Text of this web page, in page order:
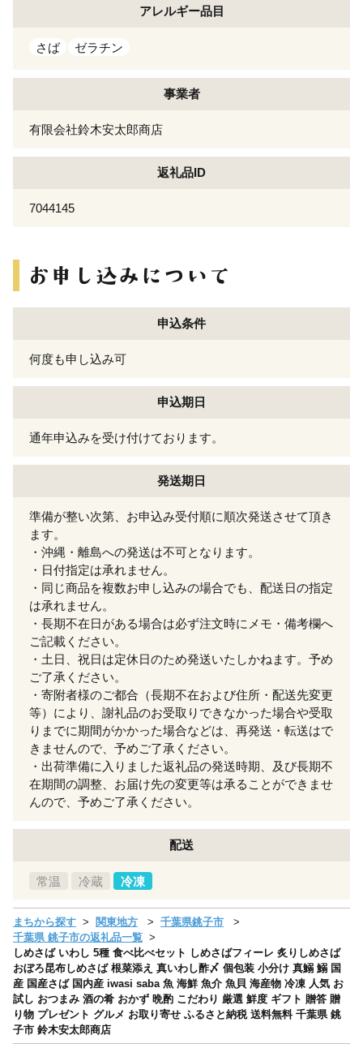
アレルギー品目
さば ゼラチン
事業者
有限会社鈴木安太郎商店
返礼品ID
7044145
申込条件
何度も申し込み可
申込期日
通年申込みを受け付けております。
発送期日
準備が整い次第、お申込み受付順に順次発送させて頂き
ます。
・沖縄・離島への発送は不可となります。
・日付指定は承れません。
・同じ商品を複数お申し込みの場合でも、配送日の指定
は承れません。
・長期不在日がある場合は必ず注文時にメモ・備考欄へ
ご記載ください。
・土日、祝日は定休日のため発送いたしかねます。予め
ご了承ください。
・寄附者様のご都合（長期不在および住所・配送先変更
等）により、謝礼品のお受取りできなかった場合や受取
りまでに期間がかかった場合などは、再発送・転送はで
きませんので、予めご了承ください。
・出荷準備に入りました返礼品の発送時期、及び長期不
在期間の調整、お届け先の変更等は承ることができませ
んので、予めご了承ください。
配送
常温 冷蔵 冷凍
まちから探す 関東地方
千葉県銚子市
千葉県 銚子市の返礼品一覧
しめさば いわし 5種 食べ比べセット しめさばフィーレ 炙りしめさば
おぼろ昆布しめさば 根菜添え 真いわし酢〆 個包装 小分け 真鰯 鰯 国
産 国産さば 国内産 iwasi saba 魚 海鮮 魚介 魚貝 海産物 冷凍 人気 お
試し おつまみ 酒の肴 おかず 晩酌 こだわり 厳選 鮮度 ギフト 贈答 贈
り物 プレゼント グルメ お取り寄せ ふるさと納税 送料無料 千葉県 銚
子市 鈴木安太郎商店